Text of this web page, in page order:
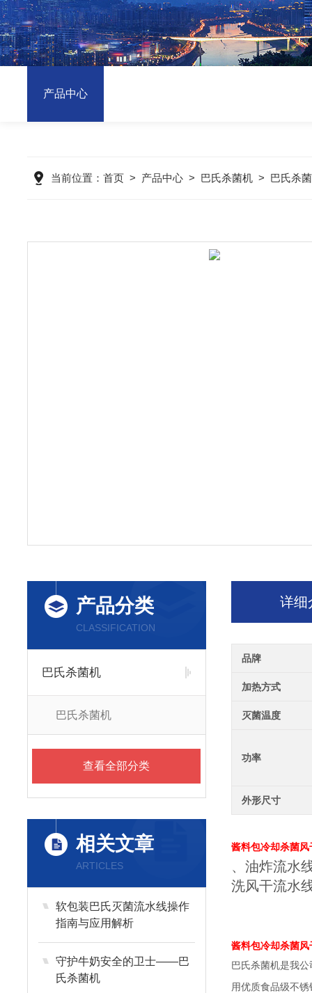
产品中心
当前位置： 首页 > 产品中心 > 巴氏杀菌机 > 巴氏杀
产品分类
CLASSIFICATION
巴氏杀菌机
巴氏杀菌机
查看全部分类
相关文章
ARTICLES
软包装巴氏灭菌流水线操作
指南与应用解析
守护牛奶安全的卫士——巴
氏杀菌机
详细
品牌
加热方式
灭菌温度
功率
外形尺寸
酱料包冷却杀菌
、油炸流水
洗风干流水
酱料包冷却杀菌
巴氏杀菌机是我
用优质食品级不